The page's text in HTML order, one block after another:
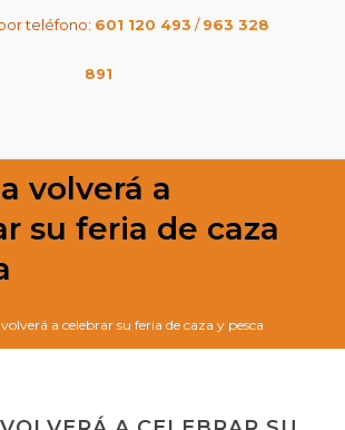
teléfono: 601 120 493 /963 328
891
volverá a
su feria de caza
a celebrar su feria de caza y pesca